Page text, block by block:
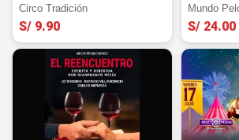
Circo Tradición
S/ 9.90
Mundo
S/ 24.00